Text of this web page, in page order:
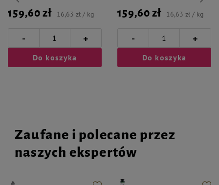
159,60 zł 16,63 zł / kg
- +
Do koszyka
159,60 zł 16,63 zł / kg
- +
Do koszyka
Zaufane i polecane przez
naszych ekspertów